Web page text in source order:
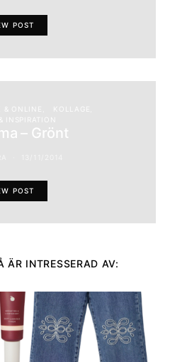
POST
& ONLINE
KOLLAGE
INSPIRATION
– Grönt
POST
ÄR INTRESSERAD AV: